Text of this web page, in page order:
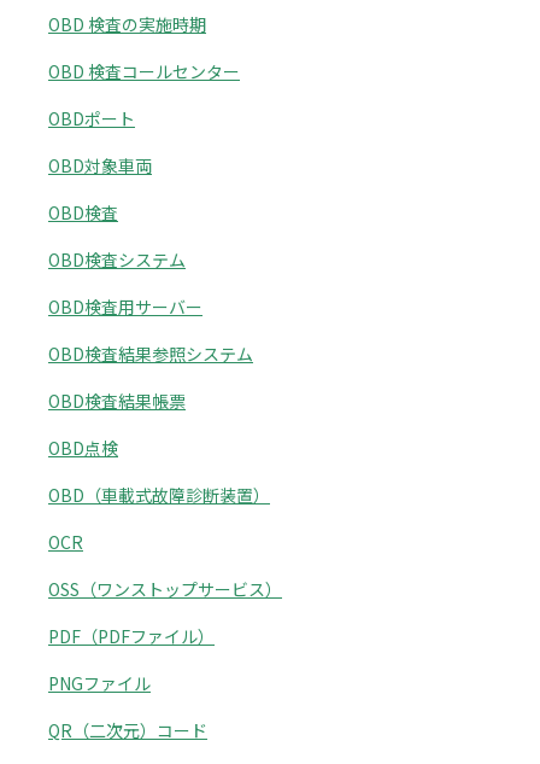
OBD 検査の実施時期
OBD 検査コールセンター
OBDポート
OBD対象車両
OBD検査
OBD検査システム
OBD検査用サーバー
OBD検査結果参照システム
OBD検査結果帳票
OBD点検
OBD（車載式故障診断装置）
OCR
OSS（ワンストップサービス）
PDF（PDFファイル）
PNGファイル
QR（二次元）コード